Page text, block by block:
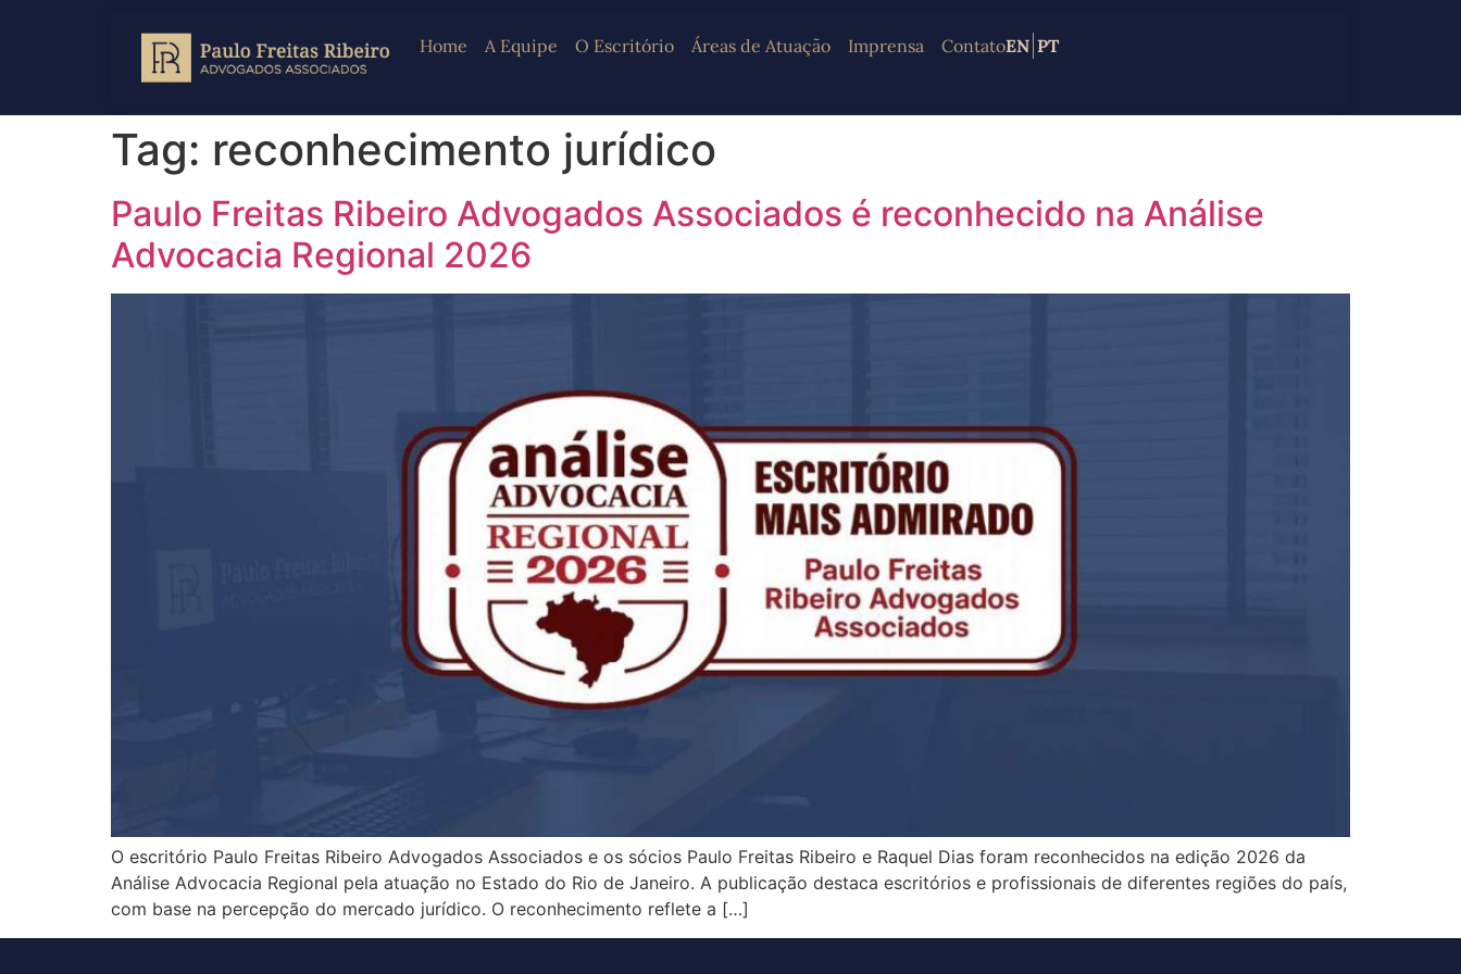
Home A Equipe O Escritório Áreas de Atuação Imprensa ContatoEN PT
Tag: reconhecimento jurídico
Paulo Freitas Ribeiro Advogados Associados é reconhecido na Análise
Advocacia Regional 2026
O escritório Paulo Freitas Ribeiro Advogados Associados e os sócios Paulo Freitas Ribeiro e Raquel Dias foram reconhecidos na edição 2026 da
Análise Advocacia Regional pela atuação no Estado do Rio de Janeiro. A publicação destaca escritórios e profissionais de diferentes regiões do país,
com base na percepção do mercado jurídico. O reconhecimento reflete a […]